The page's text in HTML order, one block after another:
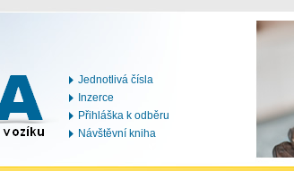
Jednotlivá čísla
Inzerce
Přihláška k odběru
Návštěvní kniha